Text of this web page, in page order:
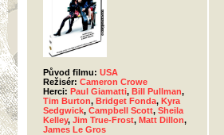
Původ filmu: USA
Režisér: Cameron Crowe
Herci: Paul Giamatti, Bill Pullman,
Tim Burton, Bridget Fonda, Kyra
Sedgwick, Campbell Scott, Sheila
Kelley, Jim True-Frost, Matt Dillon,
James Le Gros